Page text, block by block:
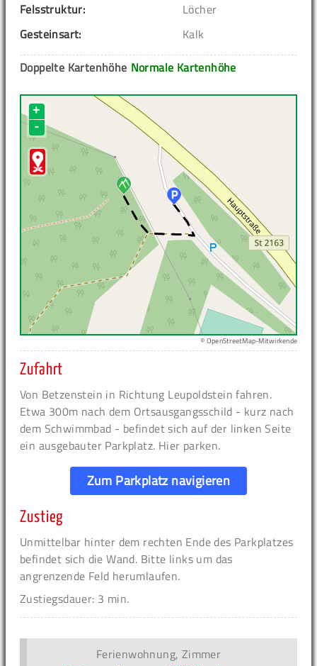
Felsstruktur:
Löcher
Gesteinsart:
Kalk
Normale Kartenhöhe
Doppelte Kartenhöhe
+
-
© OpenStreetMap-Mitwirkende
Zufahrt
Von Betzenstein in Richtung Leupoldstein fahren.
Etwa 300m nach dem Ortsausgangsschild - kurz nach
dem Schwimmbad - befindet sich auf der linken Seite
ein ausgebauter Parkplatz. Hier parken.
Zum Parkplatz navigieren
Zustieg
Unmittelbar hinter dem rechten Ende des Parkplatzes
befindet sich die Wand. Bitte links um das
angrenzende Feld herumlaufen.
Zustiegsdauer: 3 min.
Ferienwohnung, Zimmer